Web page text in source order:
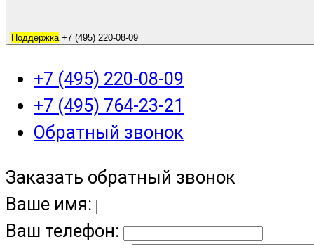
Поддержка +7 (495) 220-08-09
+7 (495) 220-08-09
+7 (495) 764-23-21
Обратный звонок
Заказать обратный звонок
Ваше имя:
Ваш телефон: